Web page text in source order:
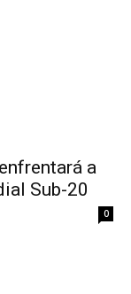
a
Sub-20
0